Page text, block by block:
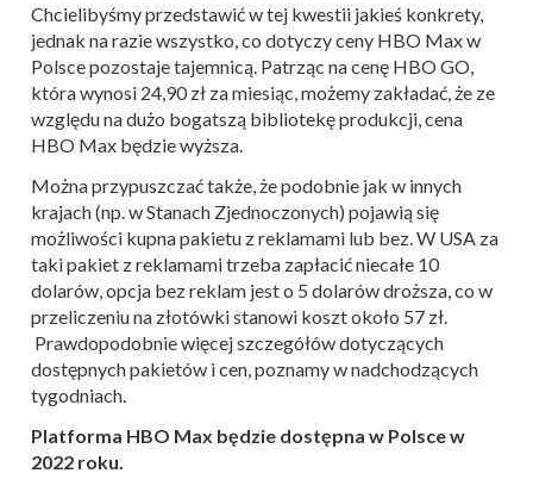
Chcielibyśmy przedstawić w tej kwestii jakieś konkrety,
jednak na razie wszystko, co dotyczy ceny HBO Max w
Polsce pozostaje tajemnicą. Patrząc na cenę HBO GO,
która wynosi 24,90 zł za miesiąc, możemy zakładać, że ze
względu na dużo bogatszą bibliotekę produkcji, cena
HBO Max będzie wyższa.
Można przypuszczać także, że podobnie jak w innych
krajach (np. w Stanach Zjednoczonych) pojawią się
możliwości kupna pakietu z reklamami lub bez. W USA za
taki pakiet z reklamami trzeba zapłacić niecałe 10
dolarów, opcja bez reklam jest o 5 dolarów droższa, co w
przeliczeniu na złotówki stanowi koszt około 57 zł.
Prawdopodobnie więcej szczegółów dotyczących
dostępnych pakietów i cen, poznamy w nadchodzących
tygodniach.
Platforma HBO Max będzie dostępna w Polsce w
2022 roku.